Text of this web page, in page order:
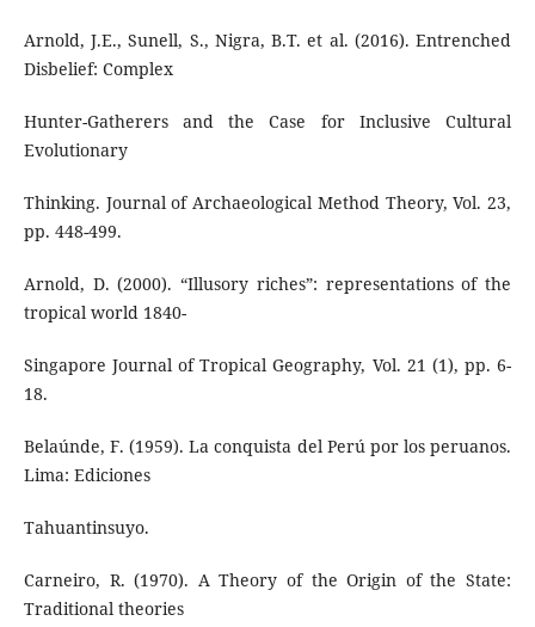
Arnold, J.E., Sunell, S., Nigra, B.T. et al. (2016). Entrenched
Disbelief: Complex
Hunter-Gatherers and the Case for Inclusive Cultural
Evolutionary
Thinking. Journal of Archaeological Method Theory, Vol. 23,
pp. 448-499.
Arnold, D. (2000). “Illusory riches”: representations of the
tropical world 1840-
Singapore Journal of Tropical Geography, Vol. 21 (1), pp. 6-
18.
Belaúnde, F. (1959). La conquista del Perú por los peruanos.
Lima: Ediciones
Tahuantinsuyo.
Carneiro, R. (1970). A Theory of the Origin of the State:
Traditional theories